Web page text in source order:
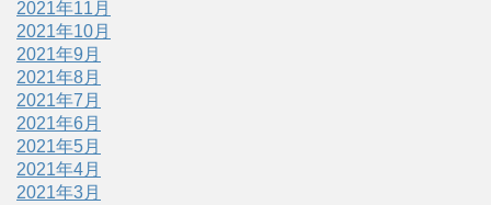
2021年11月
2021年10月
2021年9月
2021年8月
2021年7月
2021年6月
2021年5月
2021年4月
2021年3月